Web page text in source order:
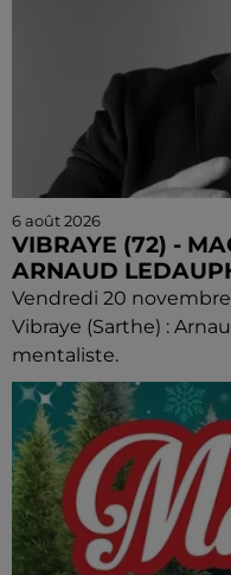
6 août 2026
VIBRAYE (72) -
ARNAUD
Vendredi 20
Vibraye (Sarthe) :
mentaliste.